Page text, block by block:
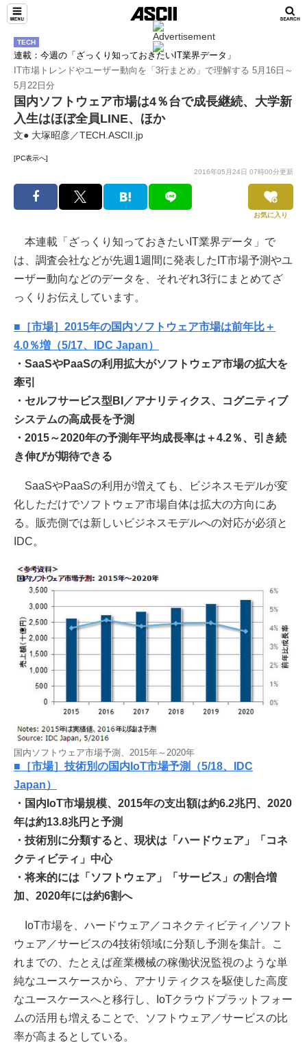
TECH
連載：今週の「ざっくり知っておきたいIT業界データ」
IT市場トレンドやユーザー動向を「3行まとめ」で理解する 5月16日～
5月22日分
国内ソフトウェア市場は4％台で成長継続、大学新
入生はほぼ全員LINE、ほか
文● 大塚昭彦／TECH.ASCII.jp
[PC表示へ]
2016年05月24日 07時00分更新
お気に入り
本連載「ざっくり知っておきたいIT業界データ」で
は、調査会社などが先週1週間に発表したIT市場予測やユ
ーザー動向などのデータを、それぞれ3行にまとめてざ
っくりお伝えしています。
■［市場］2015年の国内ソフトウェア市場は前年比＋
4.0％増（5/17、IDC Japan）
・SaaSやPaaSの利用拡大がソフトウェア市場の拡大を
牽引
・セルフサービス型BI／アナリティクス、コグニティブ
システムの高成長を予測
・2015～2020年の予測年平均成長率は＋4.2％、引き続
き伸びが期待できる
SaaSやPaaSの利用が増えても、ビジネスモデルが変
化しただけでソフトウェア市場自体は拡大の方向にあ
る。販売側では新しいビジネスモデルへの対応が必須と
IDC。
国内ソフトウェア市場予測、2015年～2020年
■［市場］技術別の国内IoT市場予測（5/18、IDC
Japan）
・国内IoT市場規模、2015年の支出額は約6.2兆円、2020
年は約13.8兆円と予測
・技術別に分類すると、現状は「ハードウェア」「コネ
クティビティ」中心
・将来的には「ソフトウェア」「サービス」の割合増
加、2020年には約6割へ
IoT市場を、ハードウェア／コネクティビティ／ソフト
ウェア／サービスの4技術領域に分類し予測を集計。こ
れまでの、たとえば産業機械の稼働状況監視のような単
純なユースケースから、アナリティクスを駆使した高度
なユースケースへと移行し、IoTクラウドプラットフォー
ムの活用も増えることで、ソフトウェア／サービスの比
率が高まるとしている。